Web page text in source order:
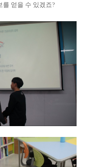
를 얻을 수 있겠죠?